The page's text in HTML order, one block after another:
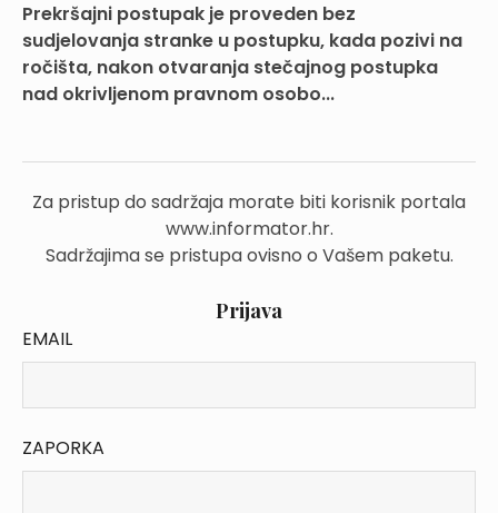
Prekršajni postupak je proveden bez
sudjelovanja stranke u postupku, kada pozivi na
ročišta, nakon otvaranja stečajnog postupka
nad okrivljenom pravnom osobo...
Za pristup do sadržaja morate biti korisnik portala
www.informator.hr.
Sadržajima se pristupa ovisno o Vašem paketu.
Prijava
EMAIL
ZAPORKA